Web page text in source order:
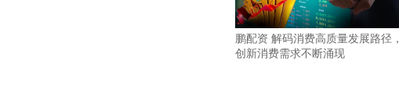
鹏配资 解码消费高质量发展路径，
创新消费需求不断涌现